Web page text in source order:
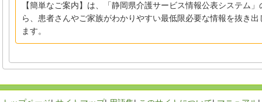
【簡単なご案内】は、「静岡県介護サービス情報公表システム
ら、患者さんやご家族がわかりやすい最低限必要な情報を抜き
ます。